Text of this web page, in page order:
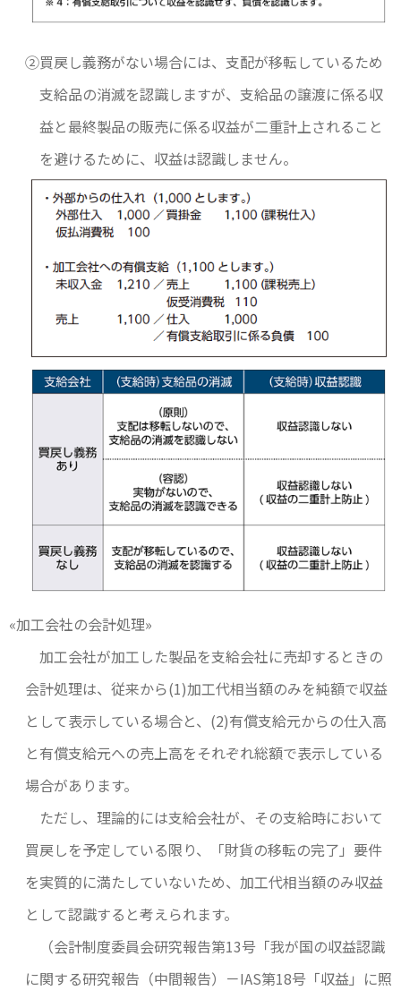
②買戻し義務がない場合には、支配が移転しているため
支給品の消滅を認識しますが、支給品の譲渡に係る収
益と最終製品の販売に係る収益が二重計上されること
を避けるために、収益は認識しません。
«加工会社の会計処理»
加工会社が加工した製品を支給会社に売却するときの
会計処理は、従来から(1)加工代相当額のみを純額で収益
として表示している場合と、(2)有償支給元からの仕入高
と有償支給元への売上高をそれぞれ総額で表示している
場合があります。
ただし、理論的には支給会社が、その支給時において
買戻しを予定している限り、「財貨の移転の完了」要件
を実質的に満たしていないため、加工代相当額のみ収益
として認識すると考えられます。
（会計制度委員会研究報告第13号「我が国の収益認識
に関する研究報告（中間報告）－IAS第18号「収益」に照